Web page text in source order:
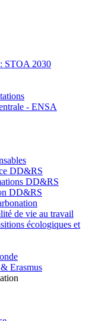
STOA 2030
- ENSA
DD&RS
DD&RS
DD&RS
de vie au travail
écologiques et
Erasmus